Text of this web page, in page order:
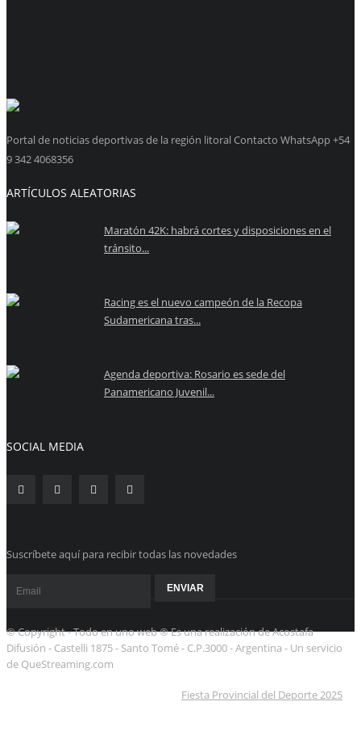
Portal de noticias deportivas de la región litoral Contacto WhatsApp +54
9 342 4068356
ARTÍCULOS ALEATORIAS
Maratón 42K: habrá cortes y disposiciones en el
tránsito...
Racing es el nuevo campeón de la Recopa
Sudamericana tras...
Agenda deportiva: Rosario es sede del
Panamericano Juvenil...
SOCIAL MEDIA
Suscríbete aquí para recibir todas las novedades
© Copyright - Todo en uno web ® Es una realización de Acostafa
Difusión - Castelli 1875 - Santo Tomé - C.P.3000 - Argentina - Un servicio
de QueStreaming.com
Fiesta Provincial del Deporte 2025